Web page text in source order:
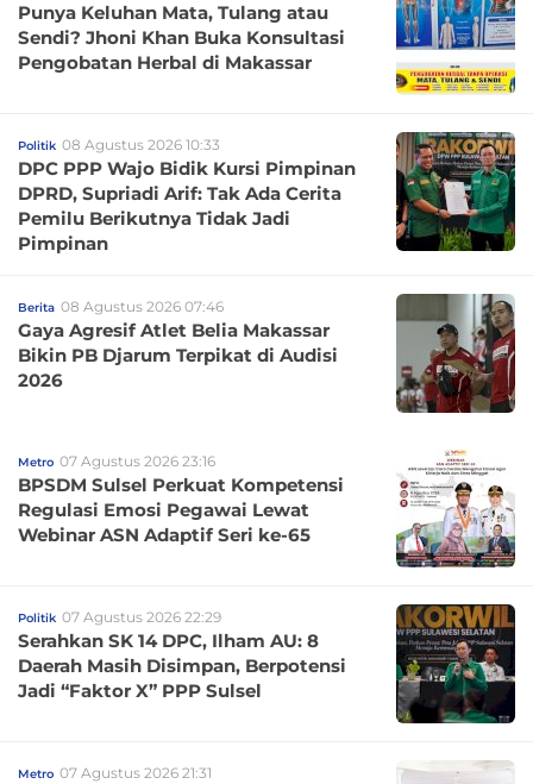
Punya Keluhan Mata, Tulang atau
Sendi? Jhoni Khan Buka Konsultasi
Pengobatan Herbal di Makassar
Politik 08 Agustus 2026 10:33
DPC PPP Wajo Bidik Kursi Pimpinan
DPRD, Supriadi Arif: Tak Ada Cerita
Pemilu Berikutnya Tidak Jadi
Pimpinan
Berita 08 Agustus 2026 07:46
Gaya Agresif Atlet Belia Makassar
Bikin PB Djarum Terpikat di Audisi
2026
Metro 07 Agustus 2026 23:16
BPSDM Sulsel Perkuat Kompetensi
Regulasi Emosi Pegawai Lewat
Webinar ASN Adaptif Seri ke-65
Politik 07 Agustus 2026 22:29
Serahkan SK 14 DPC, Ilham AU: 8
Daerah Masih Disimpan, Berpotensi
Jadi “Faktor X” PPP Sulsel
Metro 07 Agustus 2026 21:31